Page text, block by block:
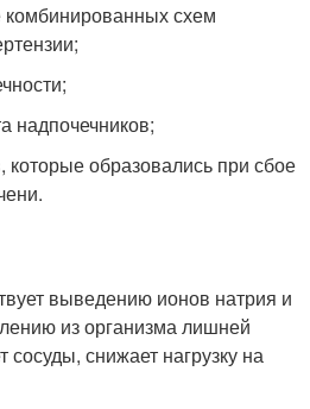
комбинированных схем
надпочечников;
которые образовались при сбое
выведению ионов натрия и
из организма лишней
снижает нагрузку на